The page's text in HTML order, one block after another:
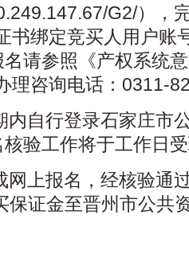
G2/），
书绑定竞买人用户账
请参照《产权系统
理咨询电话：0311-
内自行登录石家庄市
验工作将于工作日
网上报名，经核验通
保证金至晋州市公共